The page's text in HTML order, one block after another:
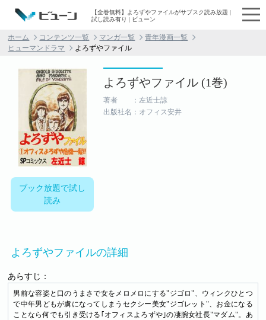
【全巻無料】よろずやファイルがサブスク読み放題 |
試し読み有り | ビューン
ホーム コンテンツ一覧 マンガ一覧
青年漫画一覧
ヒューマンドラマ
よろずやファイル
ブック放題で試し
読み
よろずやファイル (1巻)
著者 ：左近士諒
出版社名：オフィス安井
よろずやファイルの詳細
あらすじ：
男前な容姿と口のうまさで女をメロメロにする"ジゴロ"、ウィンクひとつ
で中年男どもが虜になってしまうセクシー美女"ジゴレット"、お金になる
ことなら何でも引き受ける｢オフィスよろずや｣の凄腕女社長"マダム"。あ